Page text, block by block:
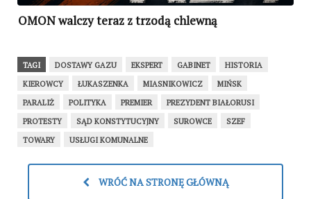
OMON walczy teraz z trzodą chlewną
TAGI DOSTAWY GAZU EKSPERT GABINET
HISTORIA
KIEROWCY
ŁUKASZENKA MIASNIKOWICZ
MIŃSK
PARALIŻ
POLITYKA PREMIER
PREZYDENT BIAŁORUSI
PROTESTY
SĄD KONSTYTUCYJNY SUROWCE
SZEF
TOWARY
USŁUGI KOMUNALNE
WRÓĆ NA STRONĘ GŁÓWNĄ